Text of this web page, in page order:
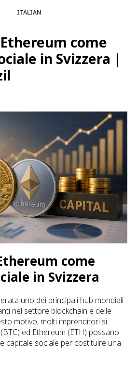
ITALIAN
come
in Svizzera |
come
in Svizzera
uno dei principali hub mondiali
nel settore blockchain e delle
motivo, molti imprenditori si
ed Ethereum (ETH) possano
capitale sociale per costituire una